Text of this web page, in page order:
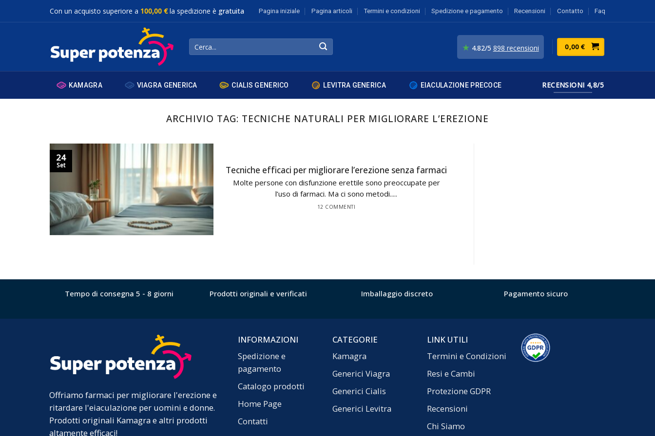
Con un acquisto superiore a 100,00 €la spedizione è gratuita Pagina iniziale Pagina articoli Termini e condizioni Spedizione e pagamento Recensioni Contatto Faq
Cerca: ★ 4.82/5 898 recensioni 0,00€
KAMAGRA VIAGRA GENERICA CIALIS GENERICO LEVITRA GENERICA EIACULAZIONE PRECOCE RECENSIONI 4,8/5
ARCHIVIO TAG: TECNICHE NATURALI PER MIGLIORARE L’EREZIONE
Tecniche efficaci per migliorare l’erezione senza farmaci
Molte persone con disfunzione erettile sono preoccupate per
l’uso di farmaci. Ma ci sono metodi.....
12 COMMENTI
24
Set
Tempo di consegna 5 - 8 giorni Prodotti originali e verificati Imballaggio discreto Pagamento sicuro
Offriamo farmaci per migliorare l'erezione e
ritardare l'eiaculazione per uomini e donne.
Prodotti originali Kamagra e altri prodotti
altamente efficaci!
INFORMAZIONI
Spedizione e
pagamento
Catalogo prodotti
Home Page
Contatti
CATEGORIE
Kamagra
Generici Viagra
Generici Cialis
Generici Levitra
LINK UTILI
Termini e Condizioni
Resi e Cambi
Protezione GDPR
Recensioni
Chi Siamo